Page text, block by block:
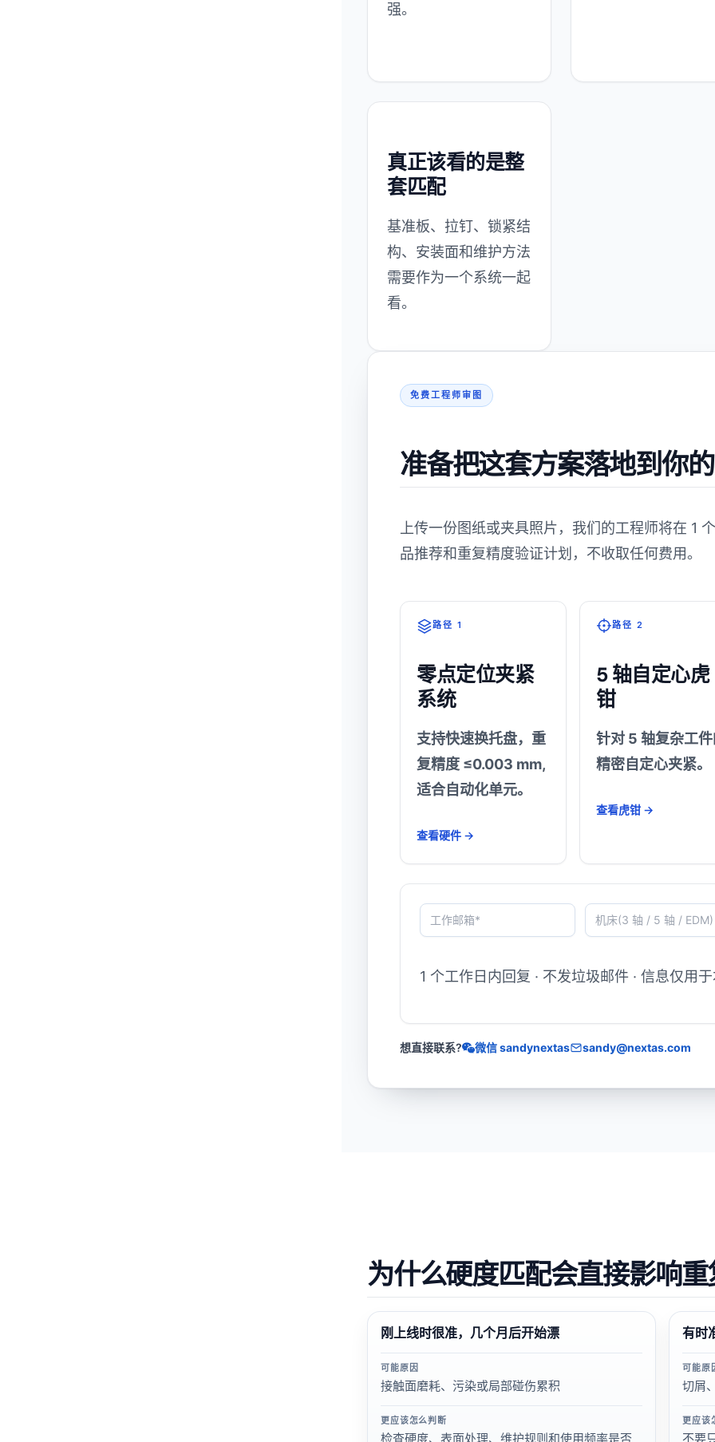
强。
真正该看的是整
套匹配
基准板、拉钉、锁紧结
构、安装面和维护方法
需要作为一个系统一起
看。
免费工程师审图
准备把这套方案落地到你
上传一份图纸或夹具照片，我们的工程师将在 1
品推荐和重复精度验证计划，不收取任何费用。
路径 1
零点定位夹紧
系统
支持快速换托盘，重
复精度 ≤0.003 mm,
适合自动化单元。
查看硬件 →
路径 2
5 轴自定心虎
钳
针对 5 轴复杂工
精密自定心夹紧。
查看虎钳 →
工作邮箱*
机床(3 轴 / 5 轴 / EDM)
最大瓶颈(换型时间、精度、自动化)
1 个工作日内回复 · 不发垃圾邮件 · 信息仅用
想直接联系? 微信 sandynextas sandy@nextas.com
为什么硬度匹配会直接影响
刚上线时很准，几个月后开始漂
可能原因
接触面磨耗、污染或局部碰伤累积
更应该怎么判断
检查硬度、表面处理、维护规则和使用频率是否
有时
可能原
切屑
更应该
不要